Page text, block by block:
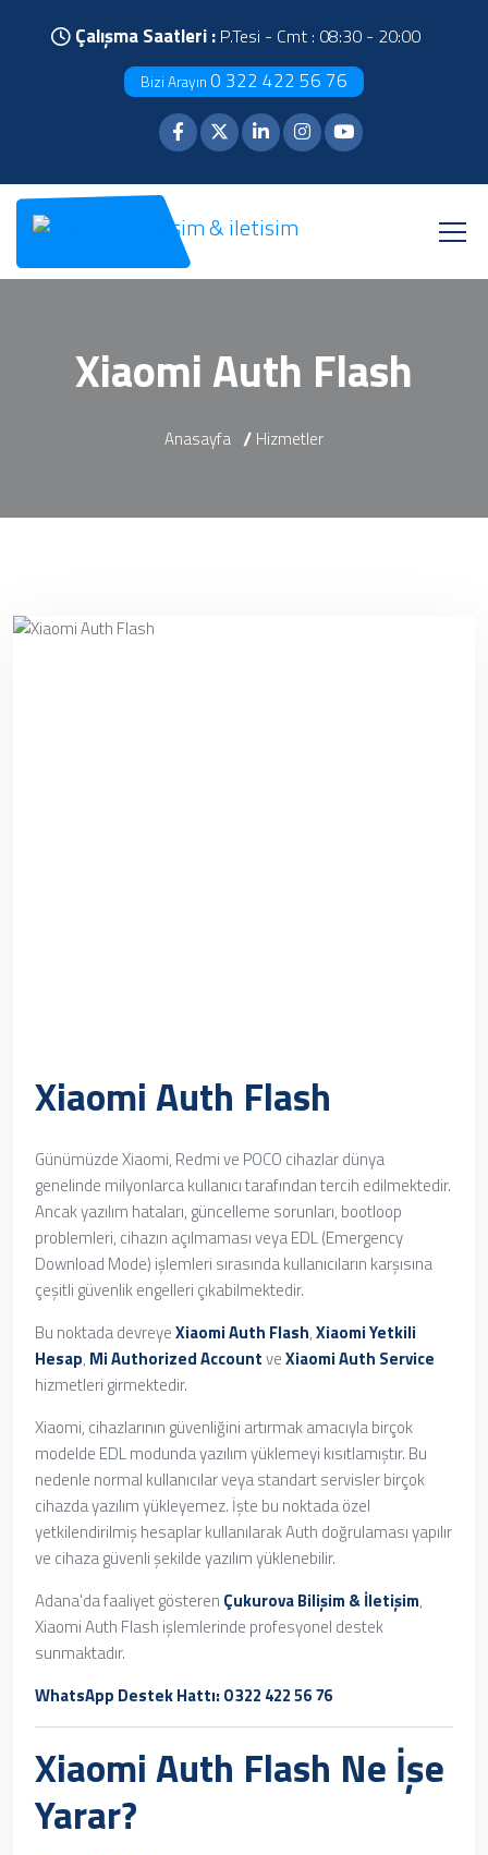
Çalışma Saatleri : P.Tesi - Cmt : 08:30 - 20:00
Bizi Arayın 0 322 422 56 76
Xiaomi Auth Flash
Anasayfa Hizmetler
Xiaomi Auth Flash
Günümüzde Xiaomi, Redmi ve POCO cihazlar dünya
genelinde milyonlarca kullanıcı tarafından tercih edilmektedir.
Ancak yazılım hataları, güncelleme sorunları, bootloop
problemleri, cihazın açılmaması veya EDL (Emergency
Download Mode) işlemleri sırasında kullanıcıların karşısına
çeşitli güvenlik engelleri çıkabilmektedir.
Bu noktada devreyeXiaomi Auth Flash,Xiaomi Yetkili
Hesap, Mi Authorized AccountveXiaomi Auth Service
hizmetleri girmektedir.
Xiaomi, cihazlarının güvenliğini artırmak amacıyla birçok
modelde EDL modunda yazılım yüklemeyi kısıtlamıştır. Bu
nedenle normal kullanıcılar veya standart servisler birçok
cihazda yazılım yükleyemez. İşte bu noktada özel
yetkilendirilmiş hesaplar kullanılarak Auth doğrulaması yapılır
ve cihaza güvenli şekilde yazılım yüklenebilir.
Adana'da faaliyet gösteren Çukurova Bilişim & İletişim,
Xiaomi Auth Flash işlemlerinde profesyonel destek
sunmaktadır.
WhatsApp Destek Hattı: 0 322 422 56 76
Xiaomi Auth Flash Ne İşe
Yarar?